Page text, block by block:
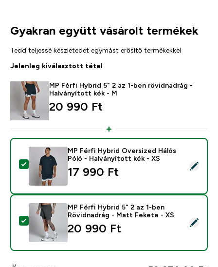
Gyakran együtt vásárolt termékek
Tedd teljessé készletedet egymást erősítő termékekkel
Jelenleg kiválasztott tétel
MP Férfi Hybrid 5" 2 az 1-ben rövidnadrág -
Halványított kék - M
20 990 Ft‎
Termék kiválasztása - MP Férfi Hybrid Oversized
MP Férfi Hybrid Oversized Hálós
Póló - Halványított kék - XS
17 990 Ft‎
Termék kiválasztása - MP Férfi Hybrid 5" 2 az 1-ben
MP Férfi Hybrid 5" 2 az 1-ben
Rövidnadrág - Matt Fekete - XS
20 990 Ft‎